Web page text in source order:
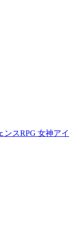
スRPG 女神アイ